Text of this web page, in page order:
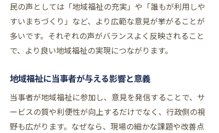
民の声としては「地域福祉の充実」や「誰もが利用しや
すいまちづくり」など、より広範な意見が挙がることが
多いです。それぞれの声がバランスよく反映されること
で、より良い地域福祉の実現につながります。
地域福祉に当事者が与える影響と意義
当事者が地域福祉に参加し、意見を発信することで、サ
ービスの質や利便性が向上するだけでなく、行政側の視
野も広がります。なぜなら、現場の細かな課題や改善点